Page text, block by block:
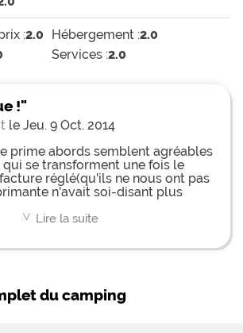
:2.0 Hébergement :2.0
Services :2.0
!"
le Jeu. 9 Oct. 2014
prime abords semblent agréables
se transforment une fois le
réglé(qu'ils ne nous ont pas
n'avait soi-disant plus
voire même violents. Nos
< Lire la suite
du camping